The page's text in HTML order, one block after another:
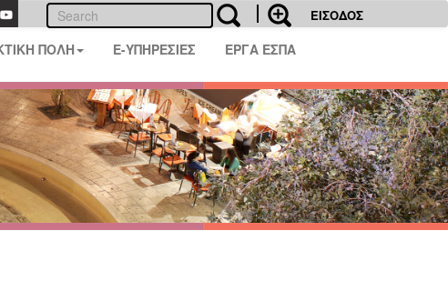
ΕΙΣΟΔΟΣ
ΠΟΛΗ E-ΥΠΗΡΕΣΙΕΣ ΕΡΓΑ ΕΣΠΑ